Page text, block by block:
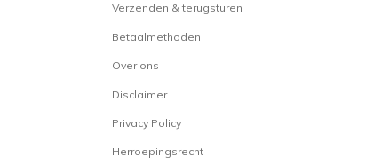
Verzenden & terugsturen
Betaalmethoden
Over ons
Disclaimer
Privacy Policy
Herroepingsrecht